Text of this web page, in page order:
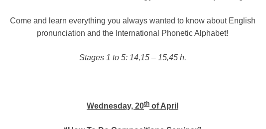
Come and learn everything you always wanted to know about English
pronunciation and the International Phonetic Alphabet!
Stages 1 to 5: 14,15 – 15,45 h.
Wednesday, 20th of April